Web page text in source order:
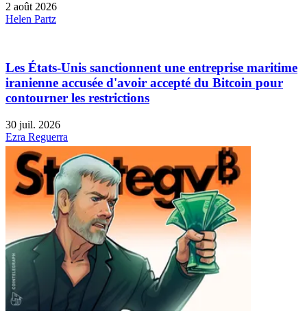
2 août 2026
Helen Partz
Les États-Unis sanctionnent une entreprise maritime
iranienne accusée d'avoir accepté du Bitcoin pour
contourner les restrictions
30 juil. 2026
Ezra Reguerra